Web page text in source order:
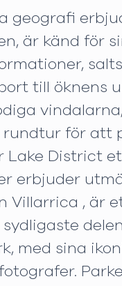
geografi
är känd för
till öknens
rundtur för att
Lake District
erbjuder
Villarrica , är
med sina